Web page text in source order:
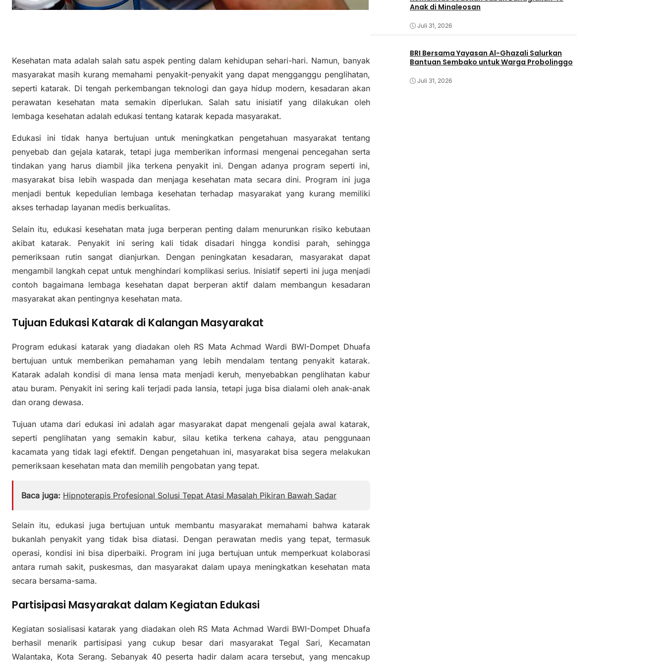
Kesehatan mata adalah salah satu aspek penting dalam kehidupan sehari-hari. Namun, banyak
masyarakat masih kurang memahami penyakit-penyakit yang dapat mengganggu penglihatan,
seperti katarak. Di tengah perkembangan teknologi dan gaya hidup modern, kesadaran akan
perawatan kesehatan mata semakin diperlukan. Salah satu inisiatif yang dilakukan oleh
lembaga kesehatan adalah edukasi tentang katarak kepada masyarakat.
Edukasi ini tidak hanya bertujuan untuk meningkatkan pengetahuan masyarakat tentang
penyebab dan gejala katarak, tetapi juga memberikan informasi mengenai pencegahan serta
tindakan yang harus diambil jika terkena penyakit ini. Dengan adanya program seperti ini,
masyarakat bisa lebih waspada dan menjaga kesehatan mata secara dini. Program ini juga
menjadi bentuk kepedulian lembaga kesehatan terhadap masyarakat yang kurang memiliki
akses terhadap layanan medis berkualitas.
Selain itu, edukasi kesehatan mata juga berperan penting dalam menurunkan risiko kebutaan
akibat katarak. Penyakit ini sering kali tidak disadari hingga kondisi parah, sehingga
pemeriksaan rutin sangat dianjurkan. Dengan peningkatan kesadaran, masyarakat dapat
mengambil langkah cepat untuk menghindari komplikasi serius. Inisiatif seperti ini juga menjadi
contoh bagaimana lembaga kesehatan dapat berperan aktif dalam membangun kesadaran
masyarakat akan pentingnya kesehatan mata.
Tujuan Edukasi Katarak di Kalangan Masyarakat
Program edukasi katarak yang diadakan oleh RS Mata Achmad Wardi BWI-Dompet Dhuafa
bertujuan untuk memberikan pemahaman yang lebih mendalam tentang penyakit katarak.
Katarak adalah kondisi di mana lensa mata menjadi keruh, menyebabkan penglihatan kabur
atau buram. Penyakit ini sering kali terjadi pada lansia, tetapi juga bisa dialami oleh anak-anak
dan orang dewasa.
Tujuan utama dari edukasi ini adalah agar masyarakat dapat mengenali gejala awal katarak,
seperti penglihatan yang semakin kabur, silau ketika terkena cahaya, atau penggunaan
kacamata yang tidak lagi efektif. Dengan pengetahuan ini, masyarakat bisa segera melakukan
pemeriksaan kesehatan mata dan memilih pengobatan yang tepat.
Baca juga: Hipnoterapis Profesional Solusi Tepat Atasi Masalah Pikiran Bawah Sadar
Selain itu, edukasi juga bertujuan untuk membantu masyarakat memahami bahwa katarak
bukanlah penyakit yang tidak bisa diatasi. Dengan perawatan medis yang tepat, termasuk
operasi, kondisi ini bisa diperbaiki. Program ini juga bertujuan untuk memperkuat kolaborasi
antara rumah sakit, puskesmas, dan masyarakat dalam upaya meningkatkan kesehatan mata
secara bersama-sama.
Partisipasi Masyarakat dalam Kegiatan Edukasi
Kegiatan sosialisasi katarak yang diadakan oleh RS Mata Achmad Wardi BWI-Dompet Dhuafa
berhasil menarik partisipasi yang cukup besar dari masyarakat Tegal Sari, Kecamatan
Walantaka, Kota Serang. Sebanyak 40 peserta hadir dalam acara tersebut, yang mencakup
Anak di Minaleosan
Juli 31, 2026
BRI Bersama Yayasan Al-Ghazali Salurkan
Bantuan Sembako untuk Warga Probolinggo
Juli 31, 2026